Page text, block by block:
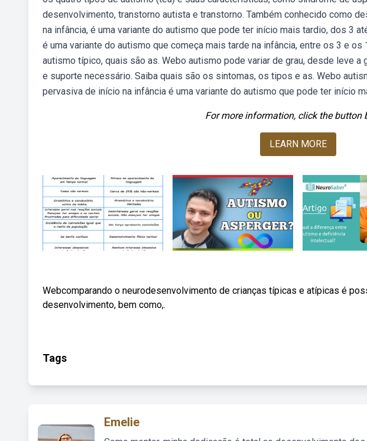
desenvolvimento, transtorno autista e transtorno. Também conhecido como
na infância, é uma variante do autismo que pode ter início mais tardio, dos 3
é uma variante do autismo que começa mais tarde na infância, entre os 3 e
autismo típico, quais são as. Webo autismo pode variar de grau, desde leve
e suporte necessário. Saiba quais são os sintomas, os tipos e as. Webo
pervasiva de início na infância é uma variante do autismo que pode ter início
For more information, click the button
LEARN MORE
Webcomparando o neurodesenvolvimento de crianças típicas e atípicas é
desenvolvimento, bem como,.
Tags
Emelie